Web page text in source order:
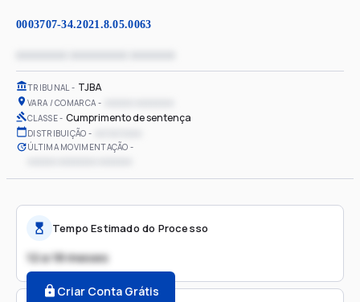
0003707-34.2021.8.05.0063
TRIBUNAL TJBA
VARA / COMARCA
CLASSE Cumprimento de sentença
DISTRIBUIÇÃO
ÚLTIMA MOVIMENTAÇÃO
Tempo Estimado do Processo
12 a 18 meses
Criar Conta Grátis